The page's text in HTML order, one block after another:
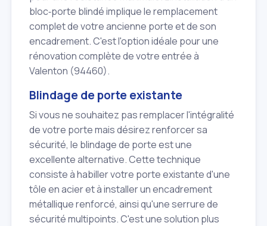
bloc‑porte blindé implique le remplacement
complet de votre ancienne porte et de son
encadrement. C'est l'option idéale pour une
rénovation complète de votre entrée à
Valenton (94460).
Blindage de porte existante
Si vous ne souhaitez pas remplacer l'intégralité
de votre porte mais désirez renforcer sa
sécurité, le blindage de porte est une
excellente alternative. Cette technique
consiste à habiller votre porte existante d'une
tôle en acier et à installer un encadrement
métallique renforcé, ainsi qu'une serrure de
sécurité multipoints. C'est une solution plus